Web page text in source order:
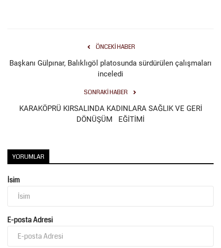
ÖNCEKI HABER
Başkanı Gülpınar, Balıklıgöl platosunda sürdürülen çalışmaları
inceledi
SONRAKI HABER
KARAKÖPRÜ KIRSALINDA KADINLARA SAĞLIK VE GERİ
DÖNÜŞÜM EĞİTİMİ
YORUMLAR
İsim
E-posta Adresi